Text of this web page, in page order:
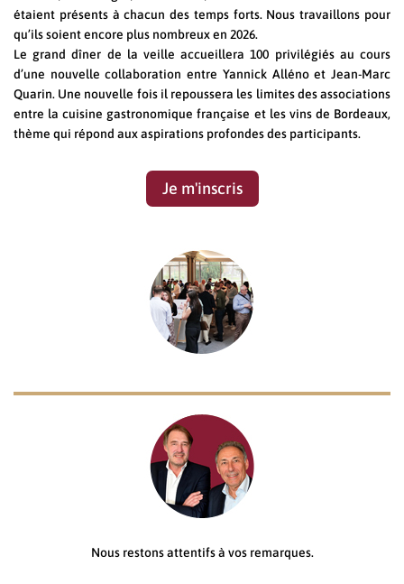
étaient présents à chacun des temps forts. Nous travaillons pour
qu’ils soient encore plus nombreux en 2026.
Le grand dîner de la veille accueillera 100 privilégiés au cours
d’une nouvelle collaboration entre Yannick Alléno et Jean-Marc
Quarin. Une nouvelle fois il repoussera les limites des associations
entre la cuisine gastronomique française et les vins de Bordeaux,
thème qui répond aux aspirations profondes des participants.
Je m'inscris
Nous restons attentifs à vos remarques.